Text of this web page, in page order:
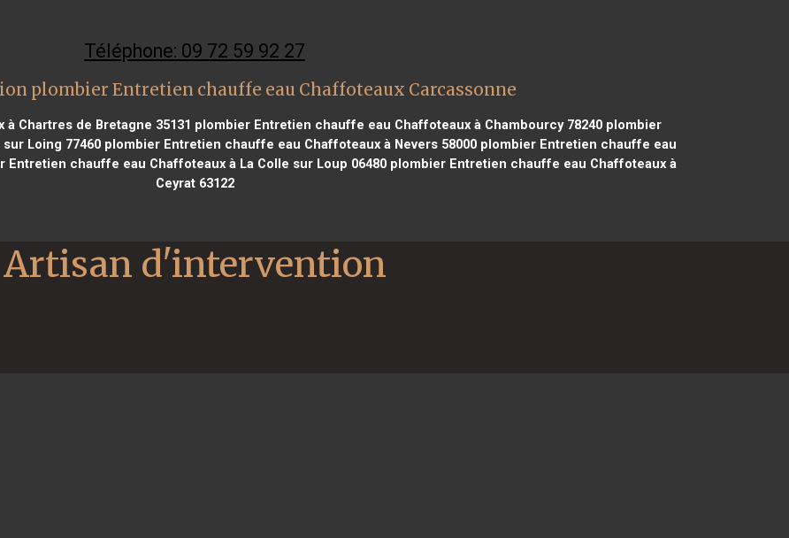
Téléphone: 09 72 59 92 27
plombier Entretien chauffe eau Chaffoteaux Carcassonne
Chartres de Bretagne 35131 plombier Entretien chauffe eau Chaffoteaux à Chambourcy 78240plombier
Loing 77460plombier Entretien chauffe eau Chaffoteaux à Nevers 58000plombier Entretien chauffe eau
Entretien chauffe eau Chaffoteaux à La Colle sur Loup 06480 plombier Entretien chauffe eau Chaffoteaux à
Ceyrat 63122
Artisan d'intervention